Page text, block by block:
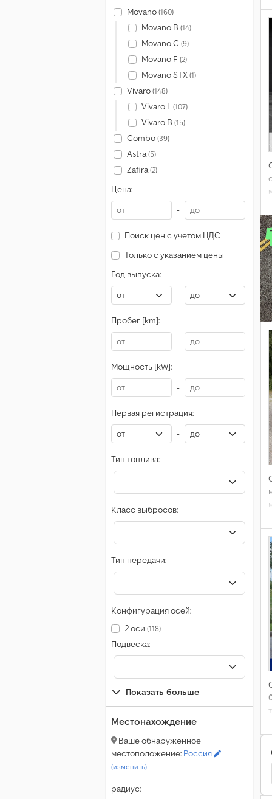
Movano(160)
Movano B (14)
Movano C (9)
Movano F (2)
Movano STX(1)
Vivaro(148)
Vivaro L(107)
Vivaro B (15)
Combo(39)
Astra(5)
Zafira(2)
Цена:
-
Поиск цен с учетом НДС
Только с указанием цены
Год выпуска:
-
Пробег [km]:
-
Мощность [kW]:
-
Первая регистрация:
-
Тип топлива:
Класс выбросов:
Тип передачи:
Конфигурация осей:
2 оси (118)
Подвеска:
Показать больше
Местонахождение
Ваше обнаруженное
местоположение: Россия
(изменить)
радиус:
Mercedes-Benz Скотовоз Mercedes-Benz Лесовоз